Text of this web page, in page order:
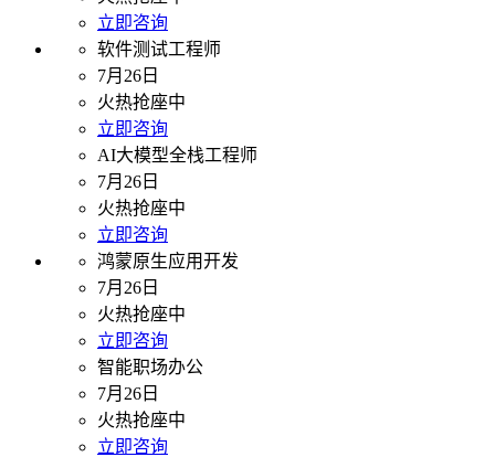
立即咨询
软件测试工程师
7月26日
火热抢座中
立即咨询
AI大模型全栈工程师
7月26日
火热抢座中
立即咨询
鸿蒙原生应用开发
7月26日
火热抢座中
立即咨询
智能职场办公
7月26日
火热抢座中
立即咨询